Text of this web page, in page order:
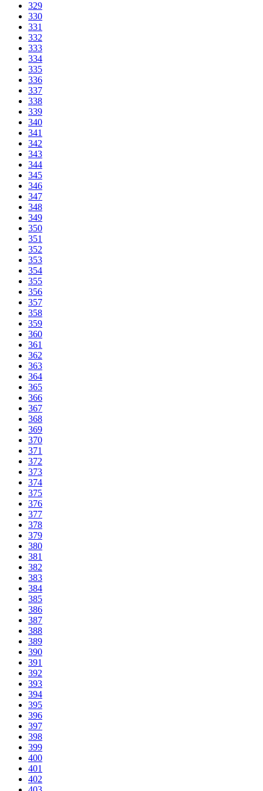
329
330
331
332
333
334
335
336
337
338
339
340
341
342
343
344
345
346
347
348
349
350
351
352
353
354
355
356
357
358
359
360
361
362
363
364
365
366
367
368
369
370
371
372
373
374
375
376
377
378
379
380
381
382
383
384
385
386
387
388
389
390
391
392
393
394
395
396
397
398
399
400
401
402